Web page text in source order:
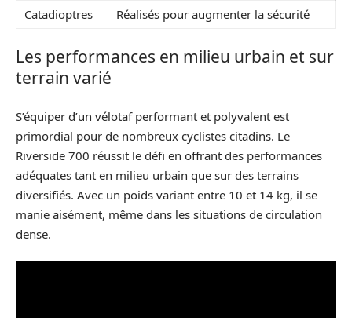
Catadioptres
Réalisés pour augmenter la sécurité
Les performances en milieu urbain et sur
terrain varié
S’équiper d’un vélotaf performant et polyvalent est
primordial pour de nombreux cyclistes citadins. Le
Riverside 700 réussit le défi en offrant des performances
adéquates tant en milieu urbain que sur des terrains
diversifiés. Avec un poids variant entre 10 et 14 kg, il se
manie aisément, même dans les situations de circulation
dense.